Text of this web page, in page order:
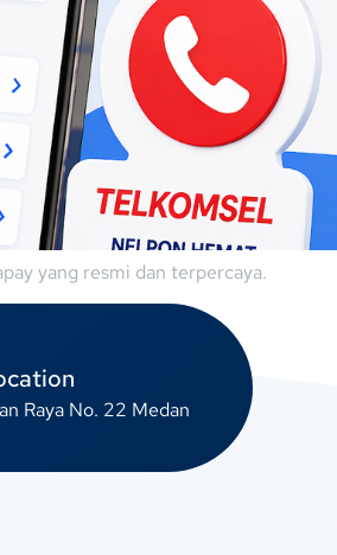
yang resmi dan terpercaya.
Raya No. 22 Medan